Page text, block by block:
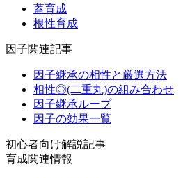
蓋育成
根性育成
因子関連記事
因子継承の相性と厳選方法
相性◎(二重丸)の組み合わせ
因子継承ループ
因子の効果一覧
初心者向け解説記事
育成関連情報